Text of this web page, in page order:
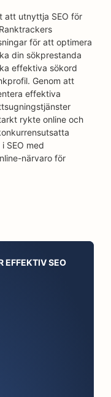
att utnyttja SEO för
för att optimera
din sökprestanda
effektiva sökord
Genom att
effektiva
rykte online och
SEO med
närvaro för
EFFEKTIV SEO